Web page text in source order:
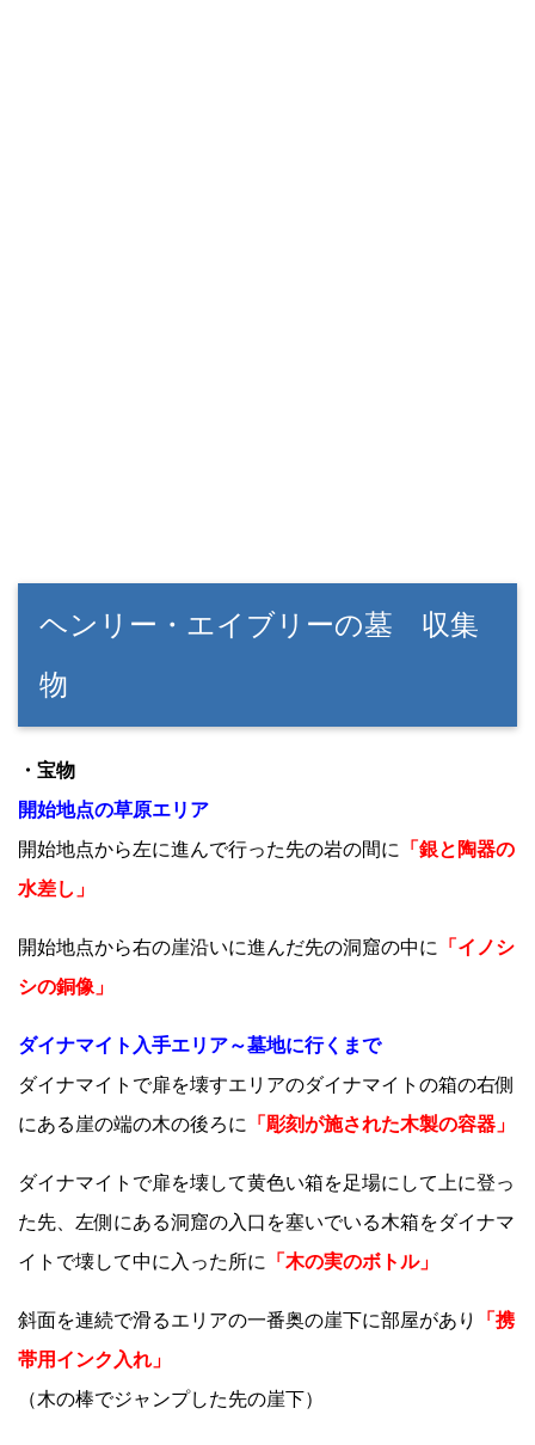
ヘンリー・エイブリーの墓 収集
物
・宝物
開始地点の草原エリア
開始地点から左に進んで行った先の岩の間に
「銀と陶器の
水差し」
開始地点から右の崖沿いに進んだ先の洞窟の中に
「イノシ
シの銅像」
ダイナマイト入手エリア～墓地に行くまで
ダイナマイトで扉を壊すエリアのダイナマイトの箱の右側
にある崖の端の木の後ろに
「彫刻が施された木製の容器」
ダイナマイトで扉を壊して黄色い箱を足場にして上に登っ
た先、左側にある洞窟の入口を塞いでいる木箱をダイナマ
イトで壊して中に入った所に
「木の実のボトル」
斜面を連続で滑るエリアの一番奥の崖下に部屋があり
「携
帯用インク入れ」
（木の棒でジャンプした先の崖下）